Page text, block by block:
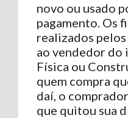
novo ou usado
pagamento. Os
realizados pelos
ao vendedor do
Física ou
quem compra
daí, o
que quitou sua